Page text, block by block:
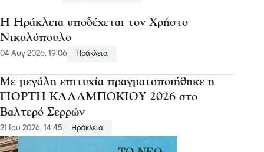
Η Ηράκλεια υποδέχεται τον Χρήστο
Νικολόπουλο
04 Αυγ 2026, 19:06 Ηράκλεια
Με μεγάλη επιτυχία πραγματοποιήθηκε η
ΓΙΟΡΤΗ ΚΑΛΑΜΠΟΚΙΟΥ 2026 στο
Βαλτερό Σερρών
21 Ιου 2026, 14:45 Ηράκλεια